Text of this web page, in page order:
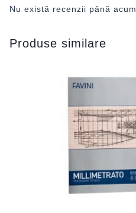
Nu există recenzii până acum.
Produse similare